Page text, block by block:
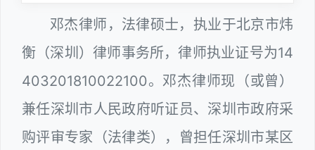
邓杰律师，法律硕士，执业于北京市炜
衡（深圳）律师事务所，律师执业证号为14
403201810022100。邓杰律师现（或曾）
兼任深圳市人民政府听证员、深圳市政府采
购评审专家（法律类），曾担任深圳市某区